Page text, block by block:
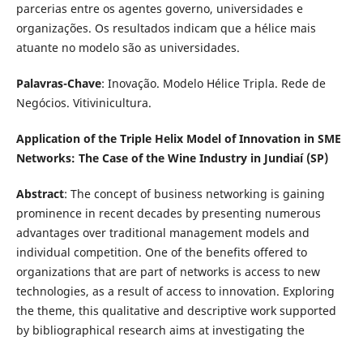
parcerias entre os agentes governo, universidades e
organizações. Os resultados indicam que a hélice mais
atuante no modelo são as universidades.
Palavras-Chave: Inovação. Modelo Hélice Tripla. Rede de
Negócios. Vitivinicultura.
Application of the Triple Helix Model of Innovation in SME
Networks: The Case of the Wine Industry in Jundiaí (SP)
Abstract: The concept of business networking is gaining
prominence in recent decades by presenting numerous
advantages over traditional management models and
individual competition. One of the benefits offered to
organizations that are part of networks is access to new
technologies, as a result of access to innovation. Exploring
the theme, this qualitative and descriptive work supported
by bibliographical research aims at investigating the